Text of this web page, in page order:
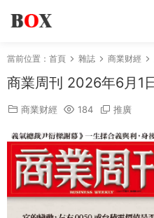
當前位置： 首頁 雜誌 商業财經
商業周刊 2026年6月1
商業财經 184 推廣